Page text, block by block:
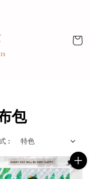
包
: